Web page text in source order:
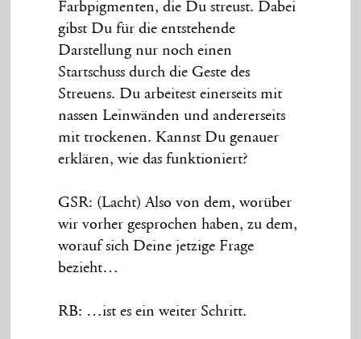
Farbpigmenten, die Du streust. Dabei
gibst Du für die entstehende
Darstellung nur noch einen
Startschuss durch die Geste des
Streuens. Du arbeitest einerseits mit
nassen Leinwänden und andererseits
mit trockenen. Kannst Du genauer
erklären, wie das funktioniert?
GSR: (Lacht) Also von dem, worüber
wir vorher gesprochen haben, zu dem,
worauf sich Deine jetzige Frage
bezieht…
RB: …ist es ein weiter Schritt.